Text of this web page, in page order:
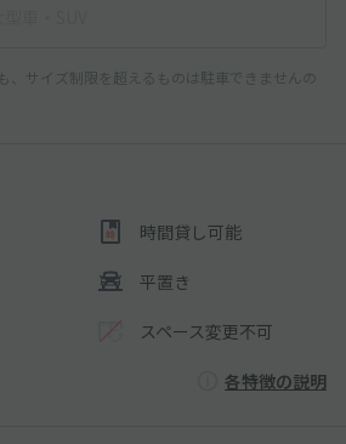
、サイズ制限を超えるものは駐車できませんの
時間貸し可能
平置き
スペース変更不可
各特徴の説明